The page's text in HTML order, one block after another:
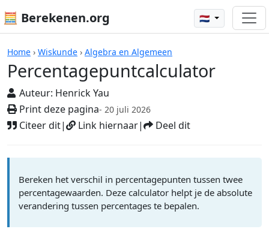
🧮 Berekenen.org 🇳🇱
Home › Wiskunde › Algebra en Algemeen
Percentagepuntcalculator
Auteur: Henrick Yau
Print deze pagina- 20 juli 2026
Citeer dit| Link hiernaar| Deel dit
Rekenmachines
Bereken het verschil in percentagepunten tussen twee
percentagewaarden. Deze calculator helpt je de absolute
verandering tussen percentages te bepalen.